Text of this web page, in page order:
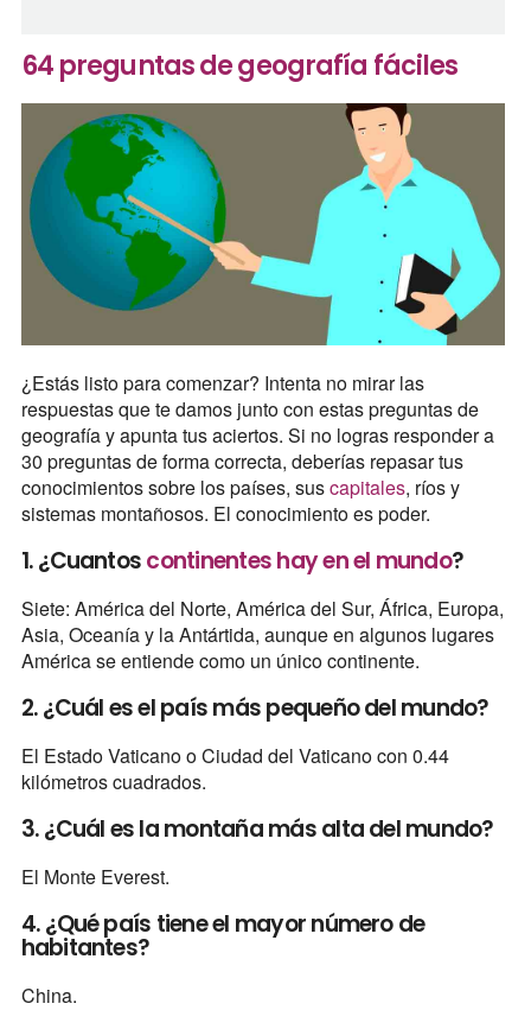
64 preguntas de geografía fáciles
¿Estás listo para comenzar? Intenta no mirar las
respuestas que te damos junto con estas preguntas de
geografía y apunta tus aciertos. Si no logras responder a
30 preguntas de forma correcta, deberías repasar tus
conocimientos sobre los países, suscapitales, ríos y
sistemas montañosos. El conocimiento es poder.
1. ¿Cuantoscontinentes hay en el mundo?
Siete: América del Norte, América del Sur, África, Europa,
Asia, Oceanía y la Antártida, aunque en algunos lugares
América se entiende como un único continente.
2. ¿Cuál es el país más pequeño del mundo?
El Estado Vaticano o Ciudad del Vaticano con 0.44
kilómetros cuadrados.
3. ¿Cuál es la montaña más alta del mundo?
El Monte Everest.
4. ¿Qué país tiene el mayor número de
habitantes?
China.